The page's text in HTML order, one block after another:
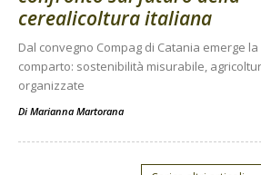
cerealicoltura italiana
Dal convegno Compag di Catania emerge
comparto: sostenibilità misurabile,
organizzate
Di Marianna Martorana